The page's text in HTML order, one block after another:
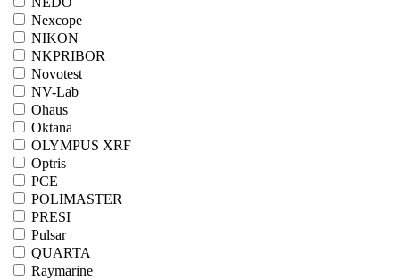
Nexcope
NIKON
NKPRIBOR
Novotest
NV-Lab
Ohaus
Oktana
OLYMPUS XRF
Optris
PCE
POLIMASTER
PRESI
Pulsar
QUARTA
Raymarine